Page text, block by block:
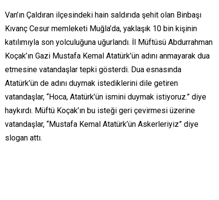
Van’ın Çaldıran ilçesindeki hain saldırıda şehit olan Binbaşı
Kıvanç Cesur memleketi Muğla’da, yaklaşık 10 bin kişinin
katılımıyla son yolculuğuna uğurlandı. İl Müftüsü Abdurrahman
Koçak’ın Gazi Mustafa Kemal Atatürk’ün adını anmayarak dua
etmesine vatandaşlar tepki gösterdi. Dua esnasında
Atatürk’ün de adını duymak istediklerini dile getiren
vatandaşlar, “Hoca, Atatürk’ün ismini duymak istiyoruz.” diye
haykırdı. Müftü Koçak’ın bu isteği geri çevirmesi üzerine
vatandaşlar, “Mustafa Kemal Atatürk’ün Askerleriyiz” diye
slogan attı.